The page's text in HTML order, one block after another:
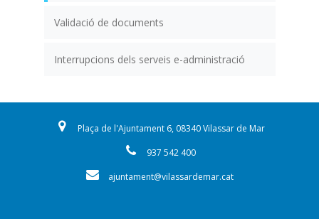
Validació de documents
Interrupcions dels serveis e-administració
Plaça de l'Ajuntament 6, 08340 Vilassar de Mar
937 542 400
ajuntament@vilassardemar.cat